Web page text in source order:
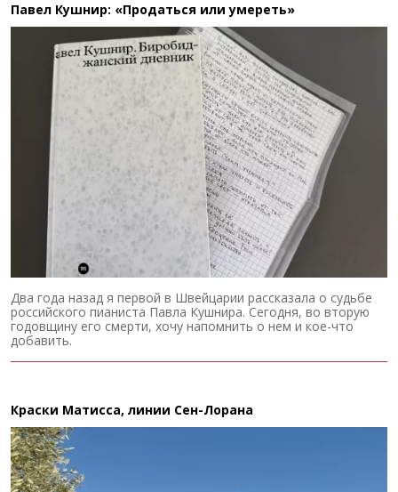
Павел Кушнир: «Продаться или умереть»
Два года назад я первой в Швейцарии рассказала о судьбе
российского пианиста Павла Кушнира. Сегодня, во вторую
годовщину его смерти, хочу напомнить о нем и кое-что
добавить.
Краски Матисса, линии Сен-Лорана